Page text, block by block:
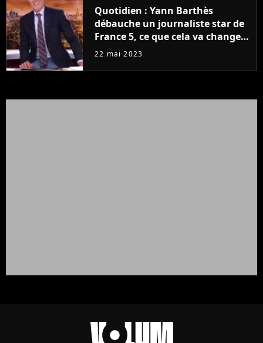
Quotidien : Yann Barthès
débauche un journaliste star de
France 5, ce que cela va changer
à la rentrée
22 mai 2023